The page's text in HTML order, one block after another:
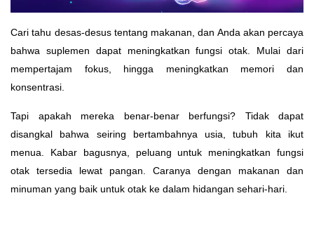
Cari tahu desas-desus tentang makanan, dan Anda akan percaya
bahwa suplemen dapat meningkatkan fungsi otak. Mulai dari
mempertajam fokus, hingga meningkatkan memori dan
konsentrasi.
Tapi apakah mereka benar-benar berfungsi? Tidak dapat
disangkal bahwa seiring bertambahnya usia, tubuh kita ikut
menua. Kabar bagusnya, peluang untuk meningkatkan fungsi
otak tersedia lewat pangan. Caranya dengan makanan dan
minuman yang baik untuk otak ke dalam hidangan sehari-hari.